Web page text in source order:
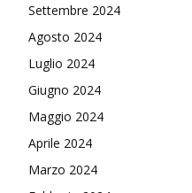
Settembre 2024
Agosto 2024
Luglio 2024
Giugno 2024
Maggio 2024
Aprile 2024
Marzo 2024